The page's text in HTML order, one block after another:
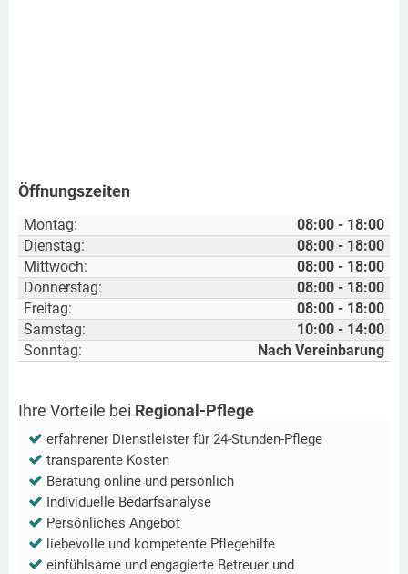
Öffnungszeiten
Montag:
08:00 - 18:00
Dienstag:
08:00 - 18:00
Mittwoch:
08:00 - 18:00
Donnerstag:
08:00 - 18:00
Freitag:
08:00 - 18:00
Samstag:
10:00 - 14:00
Sonntag:
Nach Vereinbarung
Ihre Vorteile bei Regional-Pflege
erfahrener Dienstleister für 24-Stunden-Pflege
transparente Kosten
Beratung online und persönlich
Individuelle Bedarfsanalyse
Persönliches Angebot
liebevolle und kompetente Pflegehilfe
einfühlsame und engagierte Betreuer und